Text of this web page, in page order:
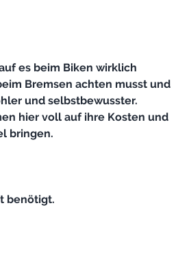
es beim Biken wirklich
Bremsen achten musst und
und selbstbewusster.
hier voll auf ihre Kosten und
benötigt.